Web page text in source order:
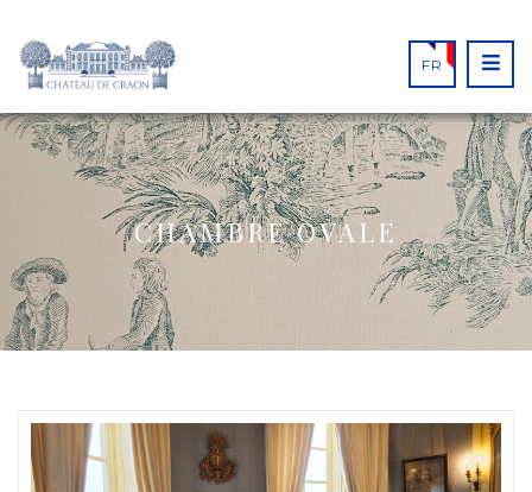
FR
CHAMBRE OVALE